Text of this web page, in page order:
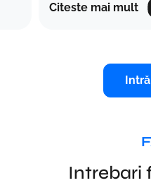
Citeste mai mult
Intrebari